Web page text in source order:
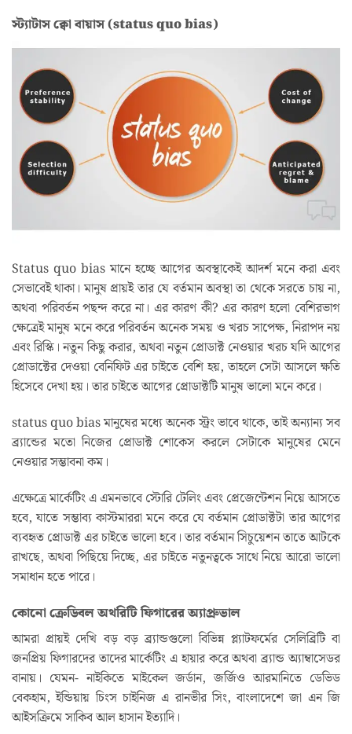
স্ট্যাটাস ক্বো বায়াস (status quo bias)
Status quo bias মানে হচ্ছে আগের অবস্থাকেই আদর্শ মনে করা এবং
সেভাবেই থাকা। মানুষ প্রায়ই তার যে বর্তমান অবস্থা তা থেকে সরতে চায় না,
অথবা পরিবর্তন পছন্দ করে না। এর কারণ কী? এর কারণ হলো বেশিরভাগ
ক্ষেত্রেই মানুষ মনে করে পরিবর্তন অনেক সময় ও খরচ সাপেক্ষ, নিরাপদ নয়
এবং রিস্কি। নতুন কিছু করার, অথবা নতুন প্রোডাক্ট নেওয়ার খরচ যদি আগের
প্রোডাক্টের দেওয়া বেনিফিট এর চাইতে বেশি হয়, তাহলে সেটা আসলে ক্ষতি
হিসেবে দেখা হয়। তার চাইতে আগের প্রোডাক্টটি মানুষ ভালো মনে করে।
status quo bias মানুষের মধ্যে অনেক স্ট্রং ভাবে থাকে, তাই অন্যান্য সব
ব্র্যান্ডের মতো নিজের প্রোডাক্ট শোকেস করলে সেটাকে মানুষের মেনে
নেওয়ার সম্ভাবনা কম।
এক্ষেত্রে মার্কেটিং এ এমনভাবে স্টোরি টেলিং এবং প্রেজেন্টেশন নিয়ে আসতে
হবে, যাতে সম্ভাব্য কাস্টমাররা মনে করে যে বর্তমান প্রোডাক্টটা তার আগের
ব্যবহৃত প্রোডাক্ট এর চাইতে ভালো হবে। তার বর্তমান সিচুয়েশন তাতে আটকে
রাখছে, অথবা পিছিয়ে দিচ্ছে, এর চাইতে নতুনত্বকে সাথে নিয়ে আরো ভালো
সমাধান হতে পারে।
কোনো ক্রেডিবল অথরিটি ফিগারের অ্যাপ্রুভাল
আমরা প্রায়ই দেখি বড় বড় ব্র‍্যান্ডগুলো বিভিন্ন প্ল্যাটফর্মের সেলিব্রিটি বা
জনপ্রিয় ফিগারদের তাদের মার্কেটিং এ হায়ার করে অথবা ব্র‍্যান্ড অ্যাম্বাসেডর
বানায়। যেমন- নাইকিতে মাইকেল জর্ডান, জর্জিও আরমানিতে ডেভিড
বেকহাম, ইন্ডিয়ায় চিংস চাইনিজ এ রানভীর সিং, বাংলাদেশে জা এন জি
আইসক্রিমে সাকিব আল হাসান ইত্যাদি।